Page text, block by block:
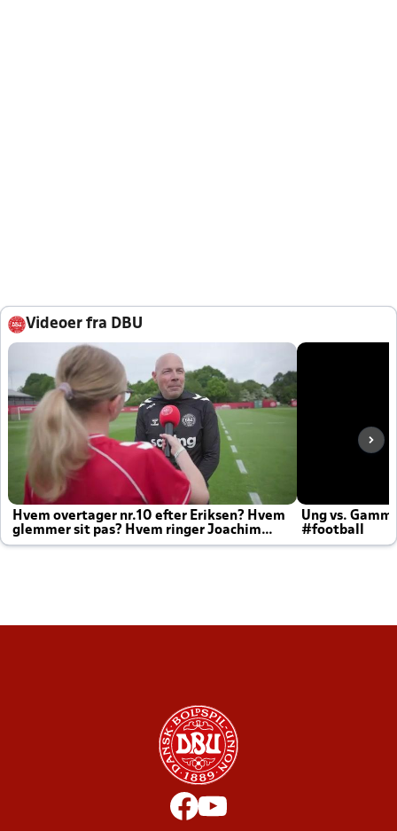
Videoer fra DBU
Hvem overtager nr.10 efter Eriksen? Hvem
glemmer sit pas? Hvem ringer Joachim
altid til efter kampe?
Ung vs.
#football